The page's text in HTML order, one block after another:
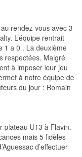
rendez-vous avec 3
L’équipe rentrait
1 a 0 . La deuxième
respectées. Malgré
à imposer leur jeu
à notre équipe de
du jour : Romain
plateau U13 à Flavin.
mais 5 fidèles
d’effectuer